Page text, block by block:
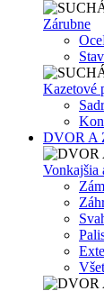
Zárubne
Kazetové
DVOR A
Vonkajšia